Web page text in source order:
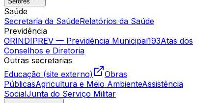
Saúde
Secretaria da SaúdeRelatórios da Saúde
Previdência
ORINDIPREV — Previdência Municipal193Atas dos
Conselhos e Diretoria
Outras secretarias
Educação (site externo)
Obras
PúblicasAgricultura e Meio AmbienteAssistência
SocialJunta do Serviço Militar